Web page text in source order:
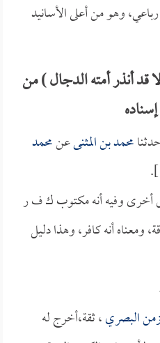
وهو من أعلى الأسانيد
أنذر أمته الدجال ) من
محمد بن المثنىعنمحمد
)
أخرى وفيه أنه مكتوب ك ف ر
ومعناه أنه كافر، وهذا دليل
البصري، ثقة،أخرج له